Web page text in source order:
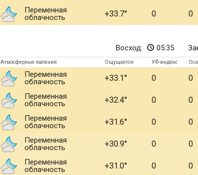
Переменная
облачность
+33.7 0 0
Восход: 05:35
Атмосферные явления Ощущается УФ-индекс
Переменная
облачность
+33.1 0 0
Переменная
облачность
+32.4 0 0
Переменная
облачность
+31.6 0 0
Переменная
облачность
+30.9 0 0
Переменная
облачность
+31.0 0 0